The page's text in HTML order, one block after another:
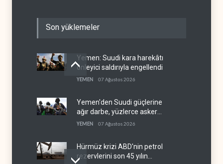
Son yüklemeler
Yemen: Suudi kara harekâtı
önleyici saldırıyla engellendi
YEMEN 07 Ağustos 2026
Yemen'den Suudi güçlerine
ağır darbe, yüzlerce asker
öldü
YEMEN 07 Ağustos 2026
Hürmüz krizi ABD'nin petrol
rezervlerini son 45 yılın